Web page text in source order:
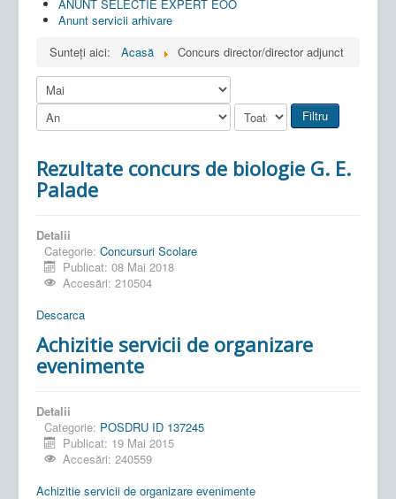
ANUNT SELECTIE EXPERT EOO
Anunt servicii arhivare
Sunteți aici:
Acasă Concurs director/director adjunct
Filtru
Rezultate concurs de biologie G. E.
Palade
Detalii
Categorie: Concursuri Scolare
Publicat: 08 Mai 2018
Accesări: 210504
Descarca
Achizitie servicii de organizare
evenimente
Detalii
Categorie: POSDRU ID 137245
Publicat: 19 Mai 2015
Accesări: 240559
Achizitie servicii de organizare evenimente